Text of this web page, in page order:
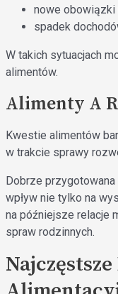
nowe obowiązki
spadek
W takich sytuacjach
alimentów.
Alimenty A
Kwestie alimentów
w trakcie sprawy
Dobrze
wpływ nie tylko na
na późniejsze relacje
spraw rodzinnych.